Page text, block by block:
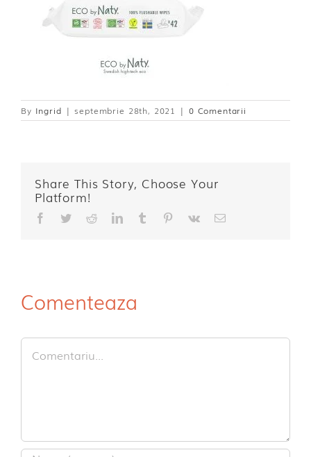
By Ingrid | septembrie 28th, 2021 | 0 Comentarii
Share This Story, Choose Your
Platform!
Facebook
TwitterRedditLinkedIn
TumblrPinterest
Vk
E-
Comenteaza
Comment